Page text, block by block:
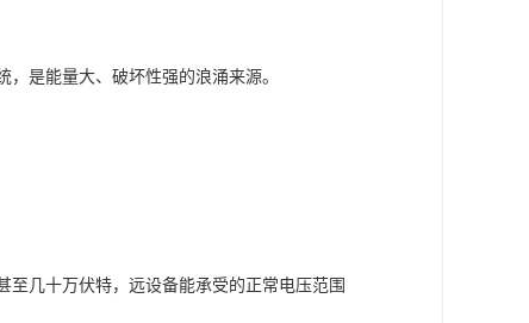
是能量大、破坏性强的浪涌来源。
几十万伏特，远设备能承受的正常电压范围